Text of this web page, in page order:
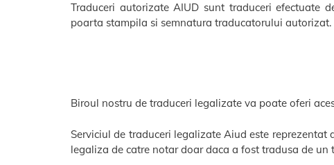
Traduceri autorizate AIUD sunt traduceri efectuate
poarta stampila si semnatura traducatorului autorizat.
Biroul nostru de traduceri legalizate va poate oferi
Serviciul de traduceri legalizate Aiud este
legaliza de catre notar doar daca a fost tradusa de